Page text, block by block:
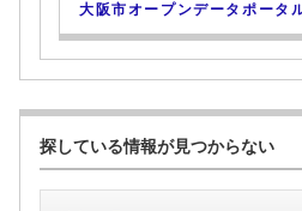
大阪市オープンデータポータ
探している情報が見つからない